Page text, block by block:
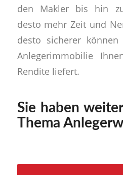
den Makler bis hin
desto mehr Zeit und
desto sicherer
Anlegerimmobilie
Rendite liefert.
Sie haben
Thema